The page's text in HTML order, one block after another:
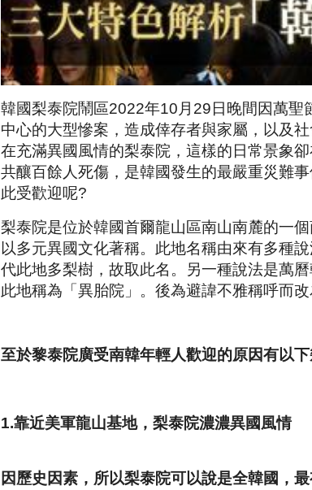
韓國梨泰院鬧區2022年10月29日晚間因萬
中心的大型慘案，造成倖存者與家屬，以及
在充滿異國風情的梨泰院，這樣的日常景象
共釀百餘人死傷，是韓國發生的最嚴重災難
此受歡迎呢?
梨泰院是位於韓國首爾龍山區南山南麓的一
以多元異國文化著稱。此地名稱由來有多種
代此地多梨樹，故取此名。另一種說法是萬
此地稱為「異胎院」。後為避諱不雅稱呼而改
至於黎泰院廣受南韓年輕人歡迎的原因有以下
1.靠近美軍龍山基地，梨泰院濃濃異國風情
因歷史因素，所以梨泰院可以說是全韓國，